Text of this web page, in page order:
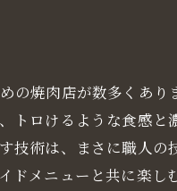
焼肉店が数多くあ
ロけるような食感
術は、まさに職人
メニューと共に楽